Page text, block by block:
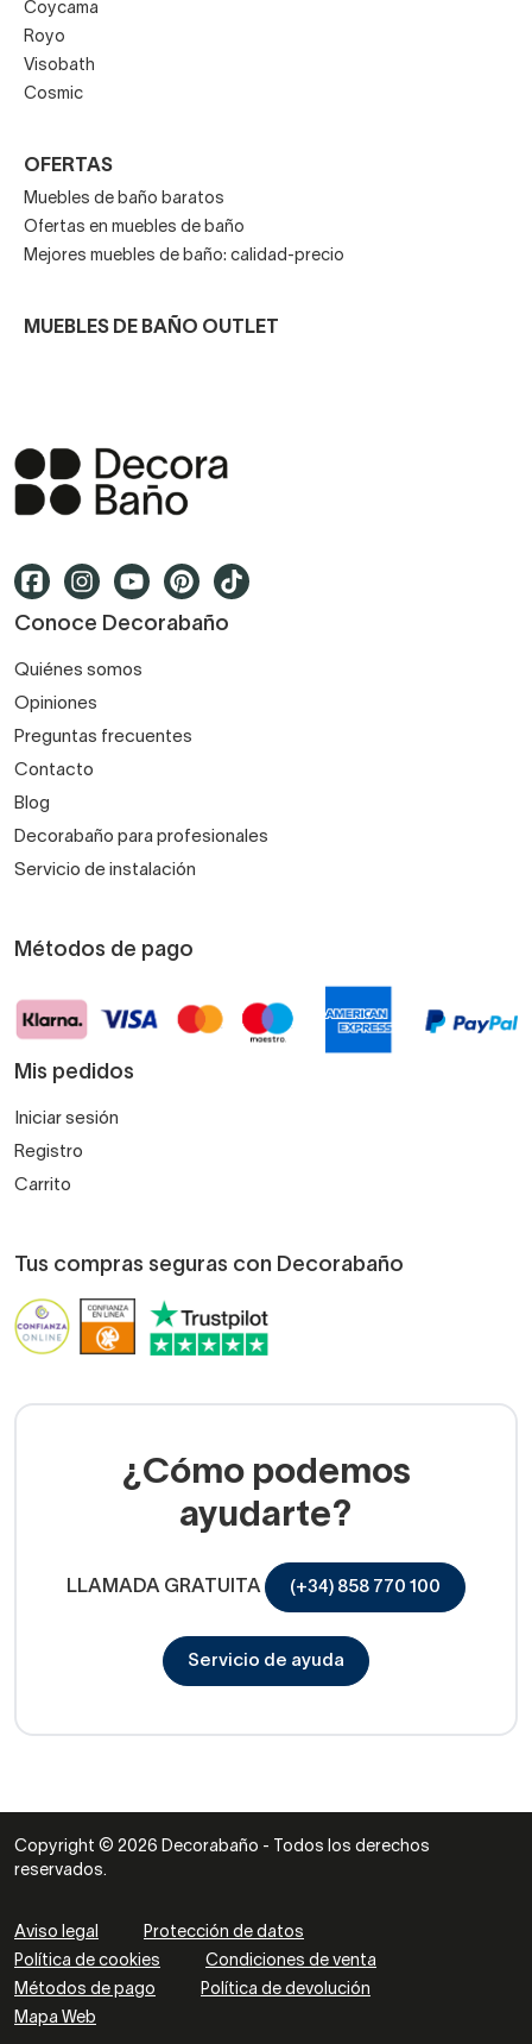
Coycama
Royo
Visobath
Cosmic
OFERTAS
Muebles de baño baratos
Ofertas en muebles de baño
Mejores muebles de baño: calidad-precio
MUEBLES DE BAÑO OUTLET
Conoce Decorabaño
Quiénes somos
Opiniones
Preguntas frecuentes
Contacto
Blog
Decorabaño para profesionales
Servicio de instalación
Métodos de pago
Mis pedidos
Iniciar sesión
Registro
Carrito
Tus compras seguras con Decorabaño
¿Cómo podemos
ayudarte?
LLAMADA GRATUITA (+34) 858 770 100
Servicio de ayuda
Copyright © 2026 Decorabaño - Todos los derechos
reservados.
Aviso legal
Protección de datos
Política de cookies
Condiciones de venta
Métodos de pago
Política de devolución
Mapa Web